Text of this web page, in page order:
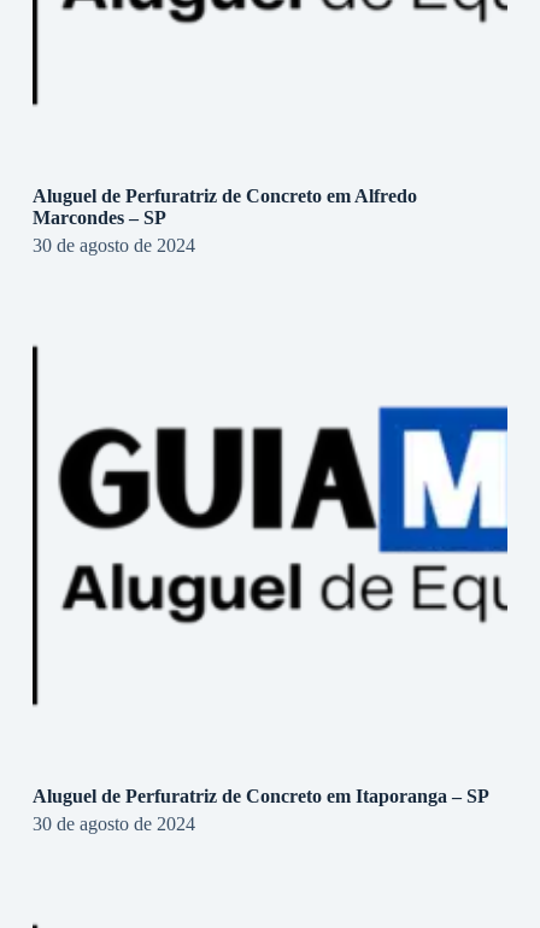
Aluguel de Perfuratriz de Concreto em Alfredo
Marcondes – SP
30 de agosto de 2024
Aluguel de Perfuratriz de Concreto em Itaporanga – SP
30 de agosto de 2024